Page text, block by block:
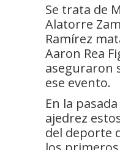
Se trata de
Alatorre
Ramírez
Aaron Rea
aseguraron
ese evento.
En la
ajedrez
del deporte